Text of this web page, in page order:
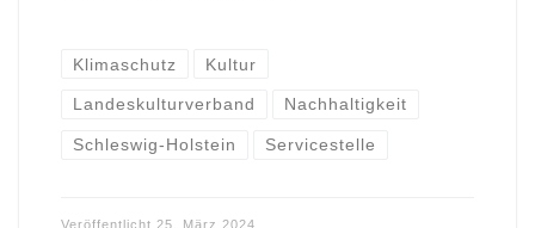
Klimaschutz Kultur
Landeskulturverband Nachhaltigkeit
Schleswig-Holstein Servicestelle
Veröffentlicht 25. März 2024